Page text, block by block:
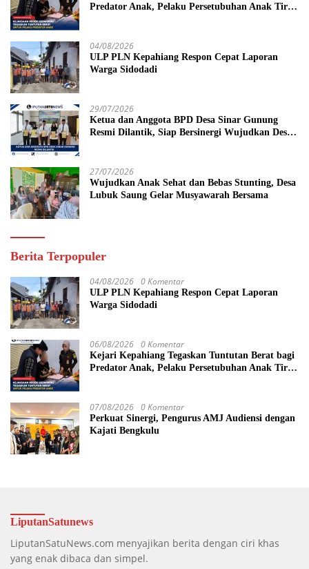
Predator Anak, Pelaku Persetubuhan Anak Tiri
04/08/2026
ULP PLN Kepahiang Respon Cepat Laporan
Warga Sidodadi
29/07/2026
Ketua dan Anggota BPD Desa Sinar Gunung
Resmi Dilantik, Siap Bersinergi Wujudkan Desa
27/07/2026
Wujudkan Anak Sehat dan Bebas Stunting, Desa
Lubuk Saung Gelar Musyawarah Bersama
Berita Terpopuler
04/08/2026 0 Komentar
ULP PLN Kepahiang Respon Cepat Laporan
Warga Sidodadi
06/08/2026 0 Komentar
Kejari Kepahiang Tegaskan Tuntutan Berat bagi
Predator Anak, Pelaku Persetubuhan Anak Tiri
07/08/2026 0 Komentar
Perkuat Sinergi, Pengurus AMJ Audiensi dengan
Kajati Bengkulu
LiputanSatunews
LiputanSatuNews.com menyajikan berita dengan ciri khas
yang enak dibaca dan simpel.